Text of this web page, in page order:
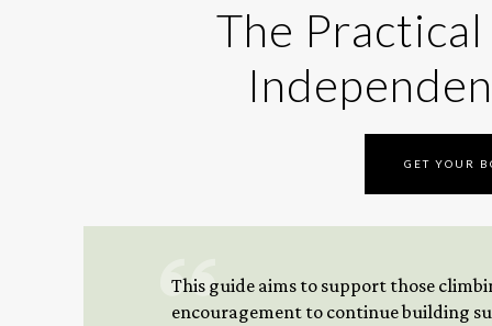
The
GET YOUR
This guide aims to support those
encouragement to continue building